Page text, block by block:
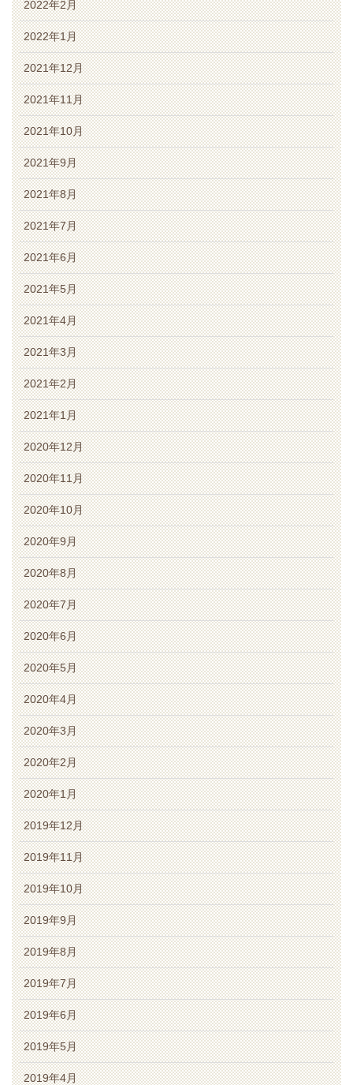
2022年2月
2022年1月
2021年12月
2021年11月
2021年10月
2021年9月
2021年8月
2021年7月
2021年6月
2021年5月
2021年4月
2021年3月
2021年2月
2021年1月
2020年12月
2020年11月
2020年10月
2020年9月
2020年8月
2020年7月
2020年6月
2020年5月
2020年4月
2020年3月
2020年2月
2020年1月
2019年12月
2019年11月
2019年10月
2019年9月
2019年8月
2019年7月
2019年6月
2019年5月
2019年4月